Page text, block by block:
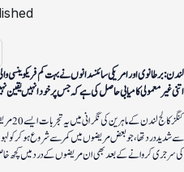
لندن: برطانوی اور امریکی سائنسدانوں نے بہت کم فریکوینسی
اتنی غیرمعمولی کامیابی حاصل کی ہے کہ جس پر خود انہیں یقین
کنگز
سے شدید درد تھا، جو بعض مریضوں میں کمر سے شروع ہو کر
کی سرجری کروانے کے بعد بھی ان مریضوں کے درد میں کچھ خاص